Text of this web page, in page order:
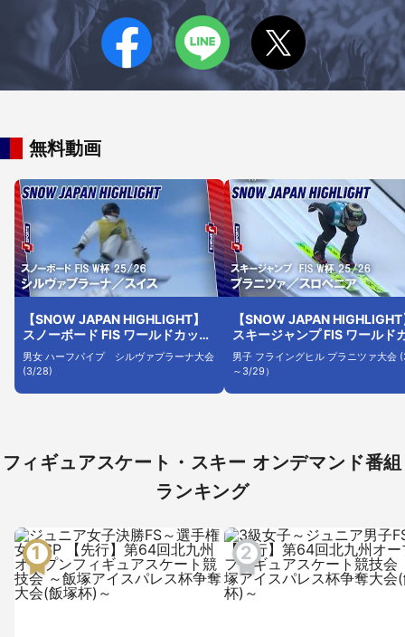
無料動画
【SNOW JAPAN HIGHLIGHT】
スノーボード FIS ワールドカップ
2025/26
男女 ハーフパイプ シルヴァプラーナ大会
(3/28)
【SNOW JAPAN HIGHLIGHT
スキージャンプ FIS ワールド
プ 2025/26
男子 フライングヒル プラニツァ大会
～3/29）
フィギュアスケート・スキー オンデマンド番組
ランキング